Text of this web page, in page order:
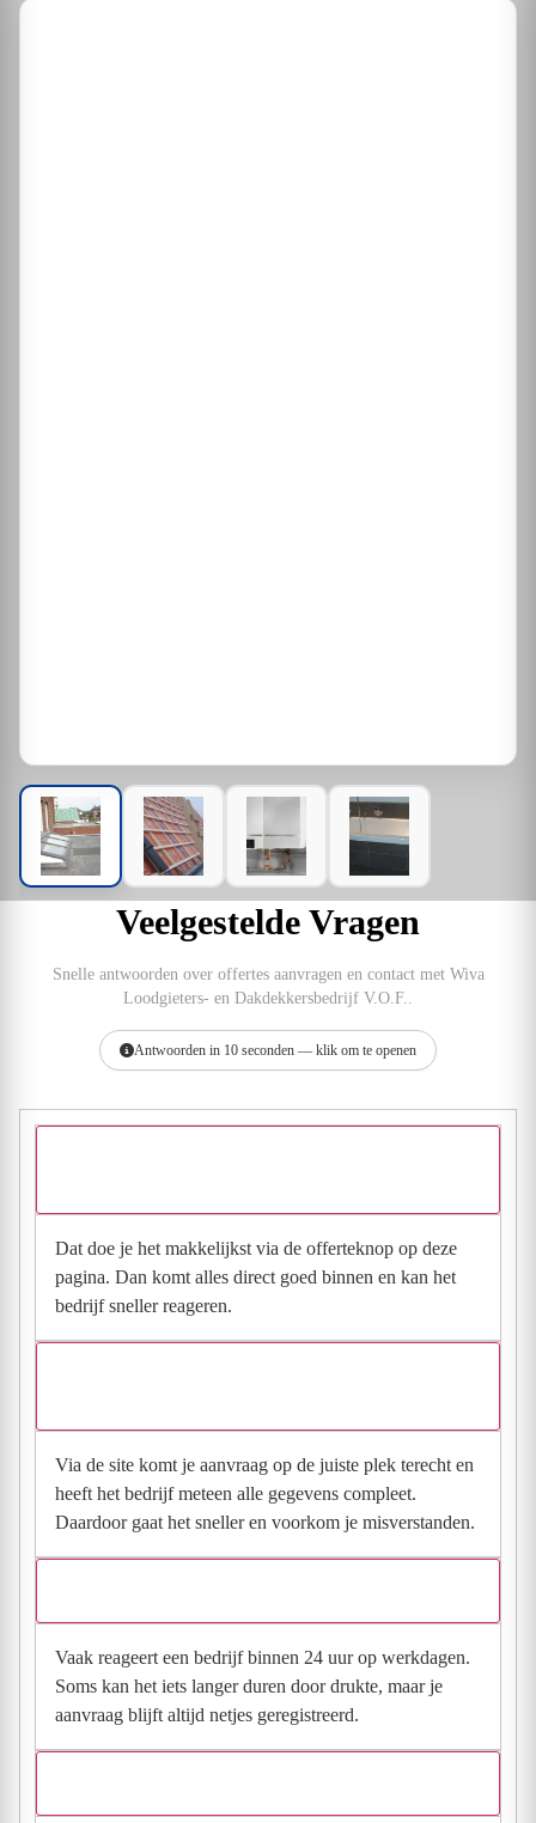
Veelgestelde Vragen
Snelle antwoorden over offertes aanvragen en contact met Wiva
Loodgieters- en Dakdekkersbedrijf V.O.F..
Antwoorden in 10 seconden — klik om te openen
Dat doe je het makkelijkst via de offerteknop op deze
pagina. Dan komt alles direct goed binnen en kan het
bedrijf sneller reageren.
Via de site komt je aanvraag op de juiste plek terecht en
heeft het bedrijf meteen alle gegevens compleet.
Daardoor gaat het sneller en voorkom je misverstanden.
Vaak reageert een bedrijf binnen 24 uur op werkdagen.
Soms kan het iets langer duren door drukte, maar je
aanvraag blijft altijd netjes geregistreerd.